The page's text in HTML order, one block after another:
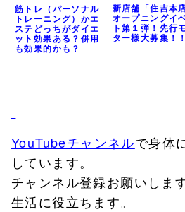
筋トレ（パーソナル
トレーニング）かエ
ステどっちがダイエ
ット効果ある？併用
も効果的かも？
新店舗「住吉本
オープニングイ
ト第１弾！先行
ター様大募集！！
YouTubeチャンネルで身体
しています。
チャンネル登録お願いしま
生活に役立ちます。